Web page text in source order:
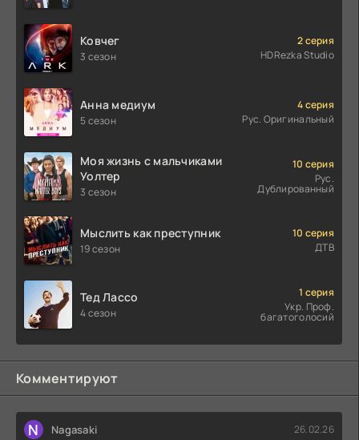
Ковчег
3 сезон
2 серия
HDRezka Studio
Анна медиум
5 сезон
4 серия
Рус. Оригинальный
Моя жизнь с мальчиками
Уолтер
3 сезон
10 серия
Рус.
Дублированный
Мыслить как преступник
19 сезон
10 серия
ДТВ
Тед Лассо
4 сезон
1 серия
Укр. Проф.
багатоголосий
Комментируют
N Nagasaki 26.02.26